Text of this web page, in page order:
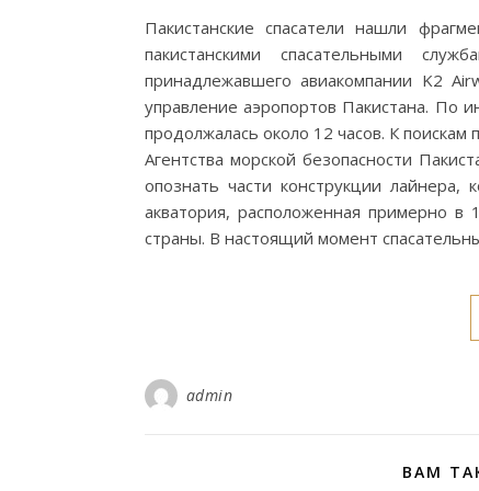
Пакистанские спасатели нашли
пакистанскими спасательными
принадлежавшего авиакомпании K2
управление аэропортов Пакистана. По
продолжалась около 12 часов. К поискам
Агентства морской безопасности
опознать части конструкции
акватория, расположенная примерно
страны. В настоящий момент
admin
ВАМ